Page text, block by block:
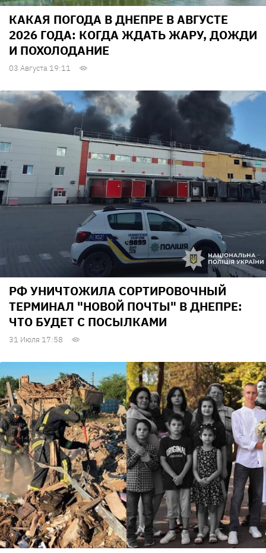
КАКАЯ ПОГОДА В ДНЕПРЕ В АВГУСТЕ
2026 ГОДА: КОГДА ЖДАТЬ ЖАРУ, ДОЖДИ
И ПОХОЛОДАНИЕ
03 Августа 19:11
РФ УНИЧТОЖИЛА СОРТИРОВОЧНЫЙ
ТЕРМИНАЛ "НОВОЙ ПОЧТЫ" В ДНЕПРЕ:
ЧТО БУДЕТ С ПОСЫЛКАМИ
31 Июля 17:58